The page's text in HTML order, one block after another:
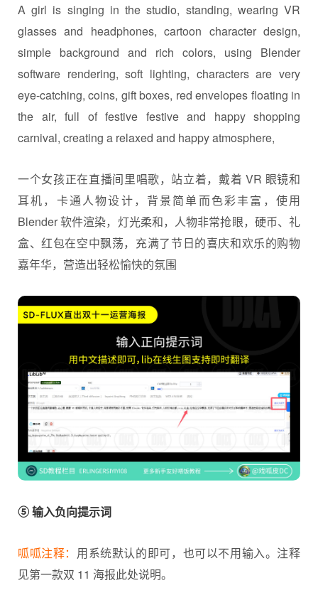
A girl is singing in the studio, standing, wearing VR
glasses and headphones, cartoon character design,
simple background and rich colors, using Blender
software rendering, soft lighting, characters are very
eye-catching, coins, gift boxes, red envelopes floating in
the air, full of festive festive and happy shopping
carnival, creating a relaxed and happy atmosphere,
一个女孩正在直播间里唱歌，站立着，戴着 VR 眼镜和
耳机，卡通人物设计，背景简单而色彩丰富，使用
Blender 软件渲染，灯光柔和，人物非常抢眼，硬币、礼
盒、红包在空中飘荡，充满了节日的喜庆和欢乐的购物
嘉年华，营造出轻松愉快的氛围
⑤ 输入负向提示词
呱呱注释： 用系统默认的即可，也可以不用输入。注释
见第一款双 11 海报此处说明。